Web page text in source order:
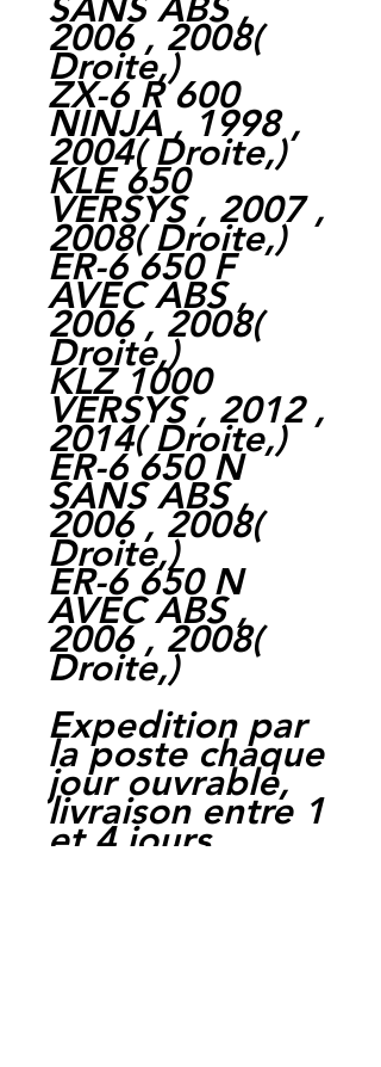
2006 , 2008(
Droite,)
ZX-6 R 600
NINJA , 1998 ,
2004( Droite,)
KLE 650
VERSYS , 2007 ,
2008( Droite,)
ER-6 650 F
AVEC ABS ,
2006 , 2008(
Droite,)
KLZ 1000
VERSYS , 2012 ,
2014( Droite,)
ER-6 650 N
SANS ABS ,
2006 , 2008(
Droite,)
ER-6 650 N
AVEC ABS ,
2006 , 2008(
Droite,)
Expedition par
la poste chaque
jour ouvrable,
livraison entre 1
et 4 jours.